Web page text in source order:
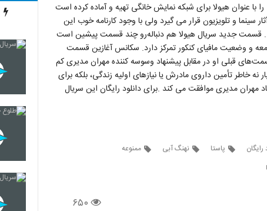
با عنوان هیولا برای شبکه نمایش خانگی تهیه و آماده کرده است
سینما و تلویزیون قرار می گیرد ولی با وجود کارنامه خوب این
. قسمت جدید سریال هیولا هم دنباله‌رو چند قسمت پیشین است
و وضعیت مافیای کنکور تمرکز دارد. سکانس آغازین قسمت
قبلی او در مقابل پیشنهاد وسوسه کننده مهران مدیری کم
خاطر تأمین داروی مادرش یا نیازهای اولیه زندگی، بلکه برای
مدیری موافقت می کند .برای دانلود رایگان این سریال
رایگان پاستا نهنگ آبی
ممنوعه
۶۵۰